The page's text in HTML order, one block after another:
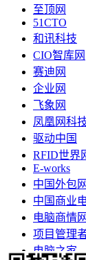
至顶网
51CTO
和讯科技
CIO智库网
赛迪网
企业网
飞象网
凤凰网科
驱动中国
RFID世界
E-works
中国外包网
中国商业
电脑商情网
项目管理
电脑之家